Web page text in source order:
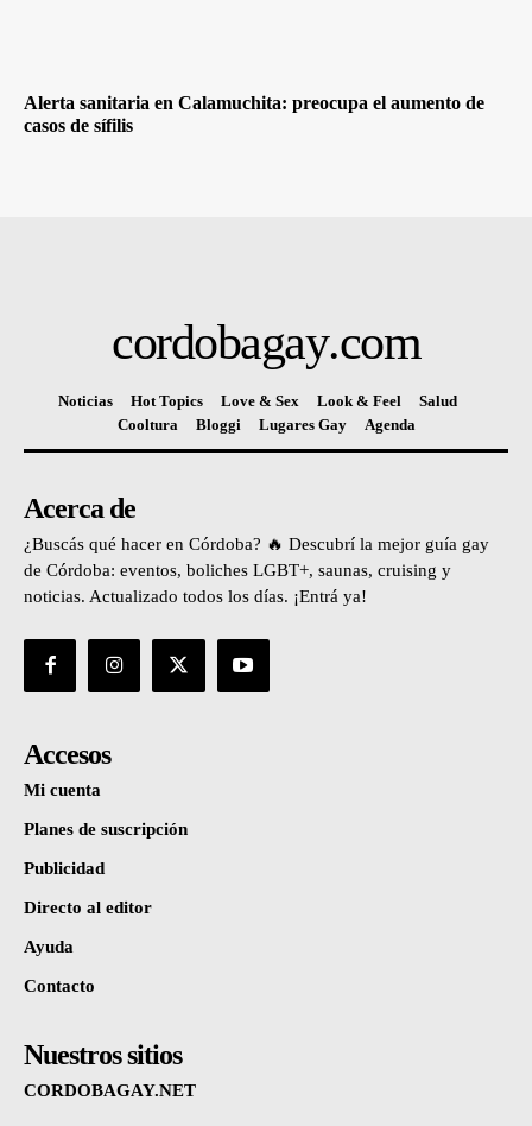
Alerta sanitaria en Calamuchita: preocupa el aumento de
casos de sífilis
cordobagay.com
Noticias Hot Topics Love & Sex Look & Feel
Salud
Cooltura
Bloggi Lugares Gay Agenda
Acerca de
¿Buscás qué hacer en Córdoba? 🔥 Descubrí la mejor guía gay
de Córdoba: eventos, boliches LGBT+, saunas, cruising y
noticias. Actualizado todos los días. ¡Entrá ya!
Accesos
Mi cuenta
Planes de suscripción
Publicidad
Directo al editor
Ayuda
Contacto
Nuestros sitios
CORDOBAGAY.NET